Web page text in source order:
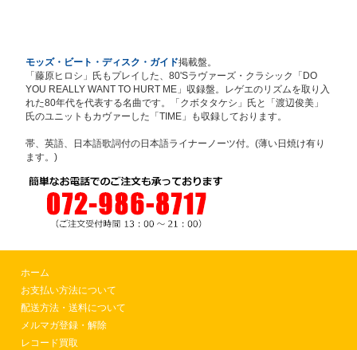
モッズ・ビート・ディスク・ガイド掲載盤。
「藤原ヒロシ」氏もプレイした、80'Sラヴァーズ・クラシック「DO
YOU REALLY WANT TO HURT ME」収録盤。レゲエのリズムを取り入
れた80年代を代表する名曲です。「クボタタケシ」氏と「渡辺俊美」
氏のユニットもカヴァーした「TIME」も収録しております。
帯、英語、日本語歌詞付の日本語ライナーノーツ付。(薄い日焼け有り
ます。)
ホーム
お支払い方法について
配送方法・送料について
メルマガ登録・解除
レコード買取